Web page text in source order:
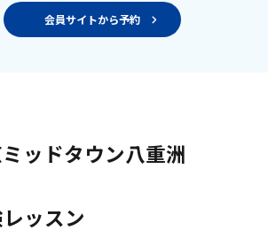
会員サイトから予約
ッドタウン八重洲
ッスン